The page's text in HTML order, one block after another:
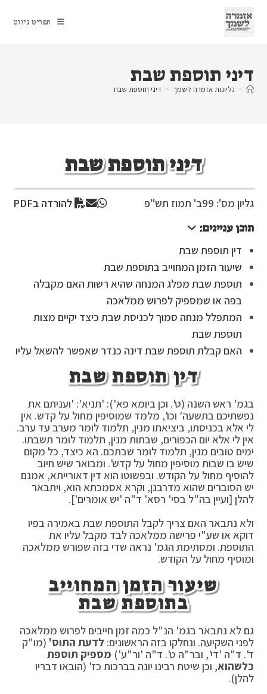
content
תפריט ניווט
דיני תוספת שבת
> גליונות אזמרה לשמך > דיני תוספת שבת
דיני תוספת שבת
גליון מס': 99 ב' תמוז תש"פ
להורדה בPDF
תוכן עניינים:
דין תוספת שבת
שיעור הזמן המחוייב בתוספת שבת
תוספת שבת מפלג המנחה שהיא רשות האם מקבלה
בפה או שמספיק לפרוש ממלאכה
המתפלל מנחה סמוך לכניסת שבת כיצד יקיים מצות
תוספת שבת
האם קבלת תוספת שבת דינה כנדר שאפשר להשאל עליו
דין תוספת שבת
בגמ' ראש השנה (ט'. וכן ביומא פא'): 'תניא': 'ועניתם את
נפשתיכם בתשעה' וכו', מלמד שמוסיפין מחול על קדש. אין
לי אלא בכניסתו, ביציאתו מנין, תלמוד לומר מערב עד ערב.
אין לי אלא יום הכפורים, שבתות מנין, תלמוד לומר תשבתו.
ימים טובים מנין, תלמוד לומר שבתכם. הא כיצד, כל מקום
שיש בו שבות מוסיפין מחול על קדש'. ומבואר שיש חיוב
להוסיף מחול על הקודש. ובפשוטו הוא דין דאורייתא, אמנם
יש הסוברים שהוא מדרבנן, וקרא אסמכתא הוא, ויתבאר
להלן [ועיין בה"ל בסי' רסא' ד"ה 'יש אומרים'].
ולא נתבאר האם צריך לקבל התוספת שבת באמירה בפיו
דוקא או שע"י פרישה ממלאכה לבד מקבל עליו את
התוספת. ומסתימת הגמ' נראה שדי בזה שפורש ממלאכה
ומוסיף מחול על הקודש.
שיעור הזמן המחוייב
בתוספת שבת
גם לא נתבאר בגמ' הנ"ל כמה זמן חייבים לפרוש ממלאכה
לפני השקיעה. ונחלקו בזה הראשונים: לדעת התוס' (מו"ק
ד'. ד"ה 'די', ובר"ה ט'. ד"ה 'ור"ע') מספיק תוספת
כלשהוא, וכן שיטת רבינו יונה בברכות כז' (הובאו דבריו
להלן).